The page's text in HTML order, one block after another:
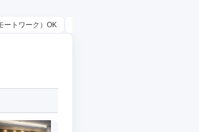
ートワーク）OK